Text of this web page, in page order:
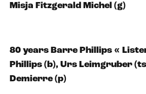
Misja Fitzgerald Michel (g)
80 years Barre Phillips «
Phillips (b), Urs Leimgruber
Demierre (p)